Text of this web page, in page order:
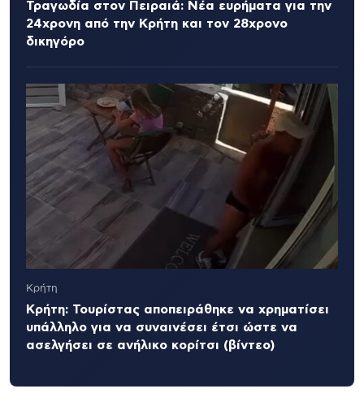
Τραγωδία στον Πειραιά: Νέα ευρήματα για την
24χρονη από την Κρήτη και τον 28χρονο
δικηγόρο
Κρήτη
Κρήτη: Τουρίστας αποπειράθηκε να χρηματίσει
υπάλληλο για να συναινέσει έτσι ώστε να
ασελγήσει σε ανήλικο κορίτσι (βίντεο)